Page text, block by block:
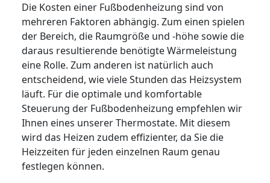
Die Kosten einer Fußbodenheizung sind von
mehreren Faktoren abhängig. Zum einen spielen
der Bereich, die Raumgröße und -höhe sowie die
daraus resultierende benötigte Wärmeleistung
eine Rolle. Zum anderen ist natürlich auch
entscheidend, wie viele Stunden das Heizsystem
läuft. Für die optimale und komfortable
Steuerung der Fußbodenheizung empfehlen wir
Ihnen eines unserer Thermostate. Mit diesem
wird das Heizen zudem effizienter, da Sie die
Heizzeiten für jeden einzelnen Raum genau
festlegen können.